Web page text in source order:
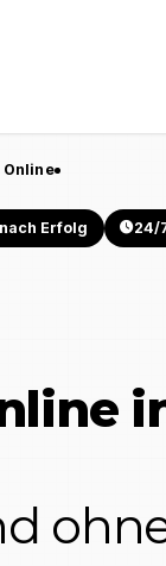
Online
Erfolg 24/